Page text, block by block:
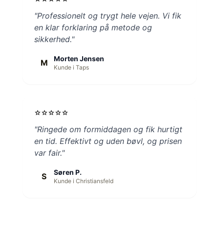
"Professionelt og trygt hele vejen. Vi fik
en klar forklaring på metode og
sikkerhed."
M Morten Jensen
Kunde i Taps
starstarstarstarstar
"Ringede om formiddagen og fik hurtigt
en tid. Effektivt og uden bøvl, og prisen
var fair."
S Søren P.
Kunde i Christiansfeld